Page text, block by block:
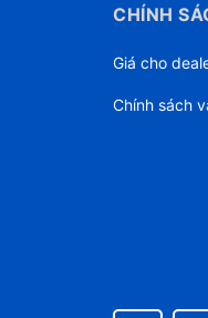
CHÍNH
Giá cho
Chính sách